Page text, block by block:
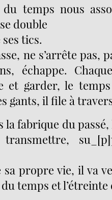
temps nous
double
tics.
ne s’arrête pas,
échappe.
et garder, le
gants, il file à
la fabrique du
sa propre vie, il va
temps et l’étreinte